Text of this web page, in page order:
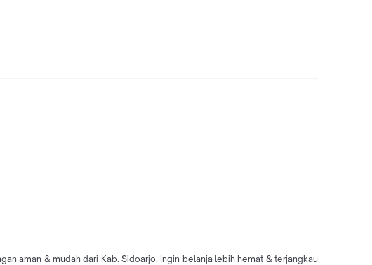
aman & mudah dari Kab. Sidoarjo. Ingin belanja lebih hemat & terjangkau